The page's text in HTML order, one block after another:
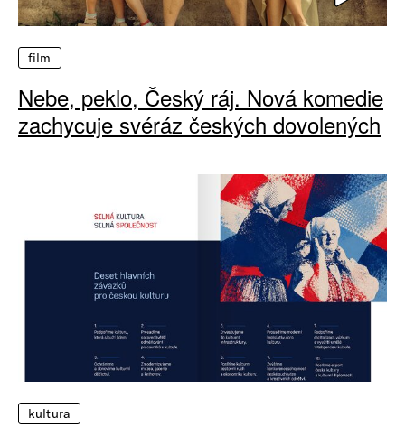
film
Nebe, peklo, Český ráj. Nová komedie
zachycuje svéráz českých dovolených
kultura